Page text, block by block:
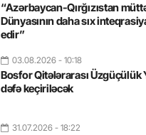
“Azərbaycan-Qırğızıstan
Dünyasının daha sıx
edir”
03.08.2026 - 10:18
Bosfor Qitələrarası Üzgüçülük
dəfə keçiriləcək
31.07.2026 - 18:22